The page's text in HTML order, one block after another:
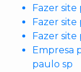
Fazer site
Fazer site
Fazer site
Empresa
paulo sp